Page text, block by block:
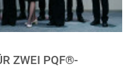
ZWEI PQF®-